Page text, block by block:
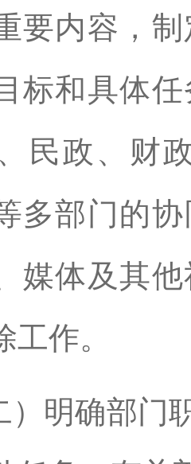
要内容，
标和具体
民政、财
多部门的
媒体及其
作。
确部门职